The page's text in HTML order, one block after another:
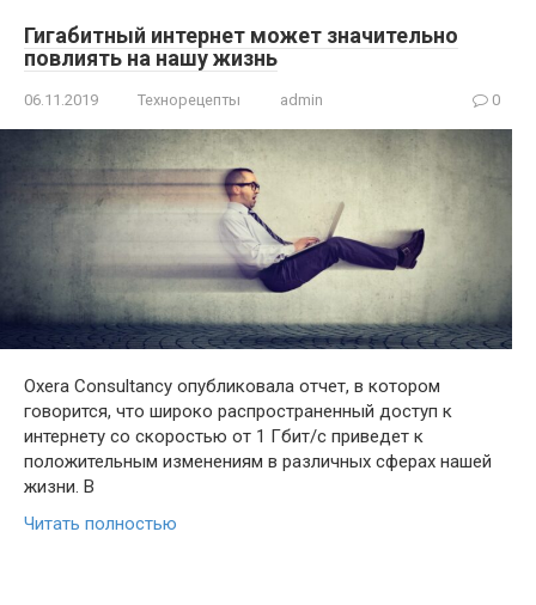
Гигабитный интернет может значительно
повлиять на нашу жизнь
06.11.2019 Технорецепты admin 0
Oxera Consultancy опубликовала отчет, в котором
говорится, что широко распространенный доступ к
интернету со скоростью от 1 Гбит/с приведет к
положительным изменениям в различных сферах нашей
жизни. В
Читать полностью